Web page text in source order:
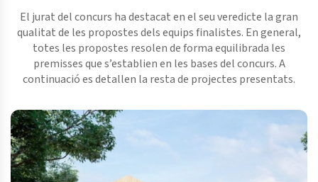
El jurat del concurs ha destacat en el seu veredicte la gran
qualitat de les propostes dels equips finalistes. En general,
totes les propostes resolen de forma equilibrada les
premisses que s’establien en les bases del concurs. A
continuació es detallen la resta de projectes presentats.